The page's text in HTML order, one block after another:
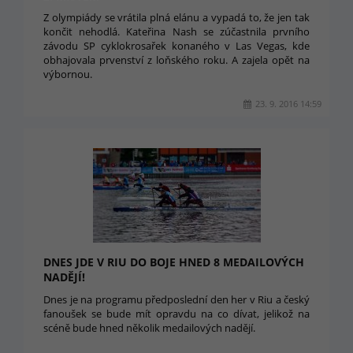
Z olympiády se vrátila plná elánu a vypadá to, že jen tak
končit nehodlá. Kateřina Nash se zúčastnila prvního
závodu SP cyklokrosařek konaného v Las Vegas, kde
obhajovala prvenství z loňského roku. A zajela opět na
výbornou.
23. 9. 2016 14:59
DNES JDE V RIU DO BOJE HNED 8 MEDAILOVÝCH
NADĚJÍ!
Dnes je na programu předposlední den her v Riu a český
fanoušek se bude mít opravdu na co dívat, jelikož na
scéně bude hned několik medailových nadějí.